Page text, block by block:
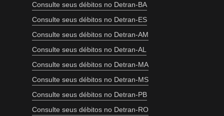
Consulte seus débitos no Detran-BA
Consulte seus débitos no Detran-ES
Consulte seus débitos no Detran-AM
Consulte seus débitos no Detran-AL
Consulte seus débitos no Detran-MA
Consulte seus débitos no Detran-MS
Consulte seus débitos no Detran-PB
Consulte seus débitos no Detran-RO